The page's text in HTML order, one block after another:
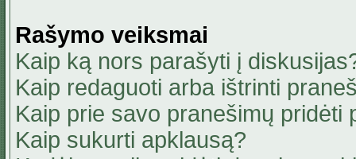
Rašymo veiksmai
Kaip ką nors parašyti į
Kaip redaguoti arba ištrinti
Kaip prie savo pranešimų pridėti
Kaip sukurti apklausą?